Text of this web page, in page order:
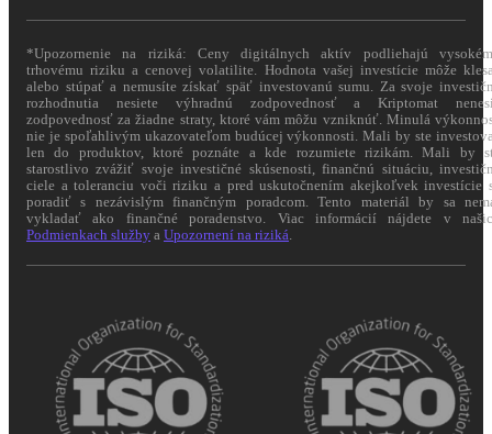
*Upozornenie na riziká: Ceny digitálnych aktív podliehajú
trhovému riziku a cenovej volatilite. Hodnota vašej investície môže
alebo stúpať a nemusíte získať späť investovanú sumu. Za svoje
rozhodnutia nesiete výhradnú zodpovednosť a Kriptomat
zodpovednosť za žiadne straty, ktoré vám môžu vzniknúť. Minulá
nie je spoľahlivým ukazovateľom budúcej výkonnosti. Mali by ste
len do produktov, ktoré poznáte a kde rozumiete rizikám. Mali by
starostlivo zvážiť svoje investičné skúsenosti, finančnú situáciu,
ciele a toleranciu voči riziku a pred uskutočnením akejkoľvek investície
poradiť s nezávislým finančným poradcom. Tento materiál by sa
vykladať ako finančné poradenstvo. Viac informácií nájdete v
Podmienkach služby a Upozornení na riziká